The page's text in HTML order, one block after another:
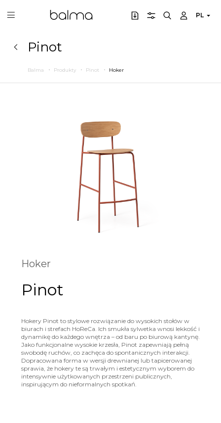
PL
Pinot
Balma Produkty Pinot Hoker
Hoker
Pinot
Hokery Pinot to stylowe rozwiązanie do wysokich stołów w
biurach i strefach HoReCa. Ich smukła sylwetka wnosi lekkość i
dynamikę do każdego wnętrza – od baru po biurową kantynę.
Jako funkcjonalne wysokie krzesła, Pinot zapewniają pełną
swobodę ruchów, co zachęca do spontanicznych interakcji.
Dopracowana forma w wersji drewnianej lub tapicerowanej
sprawia, że hokery te są trwałym i estetycznym wyborem do
intensywnie użytkowanych przestrzeni publicznych,
inspirującym do nieformalnych spotkań.